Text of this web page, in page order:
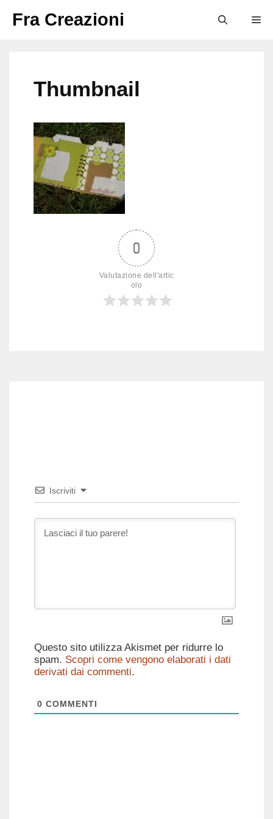
Fra Creazioni
Thumbnail
0
Valutazione dell'artic
olo
Iscriviti
Questo sito utilizza Akismet per ridurre lo
spam. Scopri come vengono elaborati i dati
derivati dai commenti.
0 COMMENTI